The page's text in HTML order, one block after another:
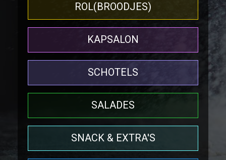
ROL(BROODJES)
KAPSALON
SCHOTELS
SALADES
SNACK & EXTRA'S